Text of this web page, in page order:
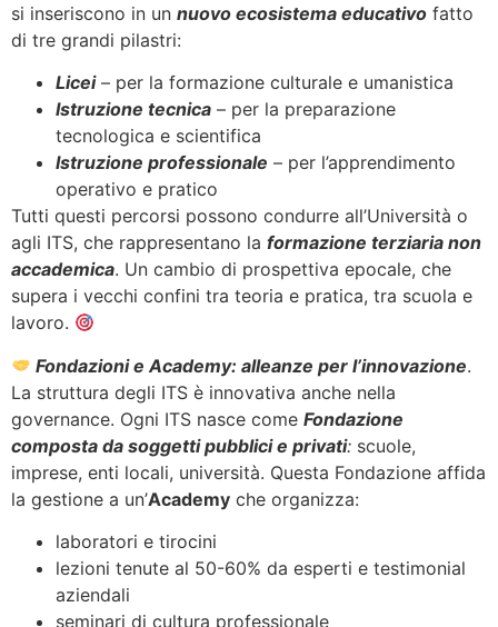
si inseriscono in un nuovo ecosistema educativo fatto
di tre grandi pilastri:
Licei– per la formazione culturale e umanistica
Istruzione tecnica – per la preparazione
tecnologica e scientifica
Istruzione professionale – per l’apprendimento
operativo e pratico
Tutti questi percorsi possono condurre all’Università o
agli ITS, che rappresentano la formazione terziaria non
accademica. Un cambio di prospettiva epocale, che
supera i vecchi confini tra teoria e pratica, tra scuola e
lavoro.
Fondazioni e Academy: alleanze per l’innovazione.
La struttura degli ITS è innovativa anche nella
governance. Ogni ITS nasce come Fondazione
composta da soggetti pubblici e privati: scuole,
imprese, enti locali, università. Questa Fondazione affida
la gestione a un’Academy che organizza:
laboratori e tirocini
lezioni tenute al 50-60% da esperti e testimonial
aziendali
seminari di cultura professionale